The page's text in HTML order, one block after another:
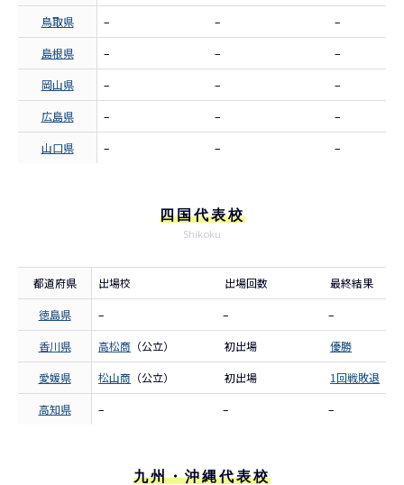
鳥取県 – – –
島根県 – – –
岡山県 – – –
広島県 – – –
山口県 – – –
四国代表校
Shikoku
都道府県 出場校 出場回数 最終結果
徳島県 – – –
香川県 高松商 （公立） 初出場 優勝
愛媛県 松山商 （公立） 初出場 1回戦敗退
高知県 – – –
九州・沖縄代表校